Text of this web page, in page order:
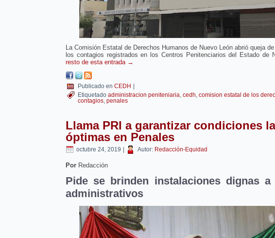
La Comisión Estatal de Derechos Humanos de Nuevo León abrió queja
los contagios registrados en los Centros Penitenciarios del Estado de
resto de esta entrada →
Publicado en CEDH
Etiquetado administracion peniteniaria, cedh, comision estatal de los
contagios, penales
Llama PRI a garantizar condiciones
óptimas en Penales
octubre 24, 2019 Autor: Redacción-Equidad
Por Redacción
Pide se brinden instalaciones dignas a
administrativos